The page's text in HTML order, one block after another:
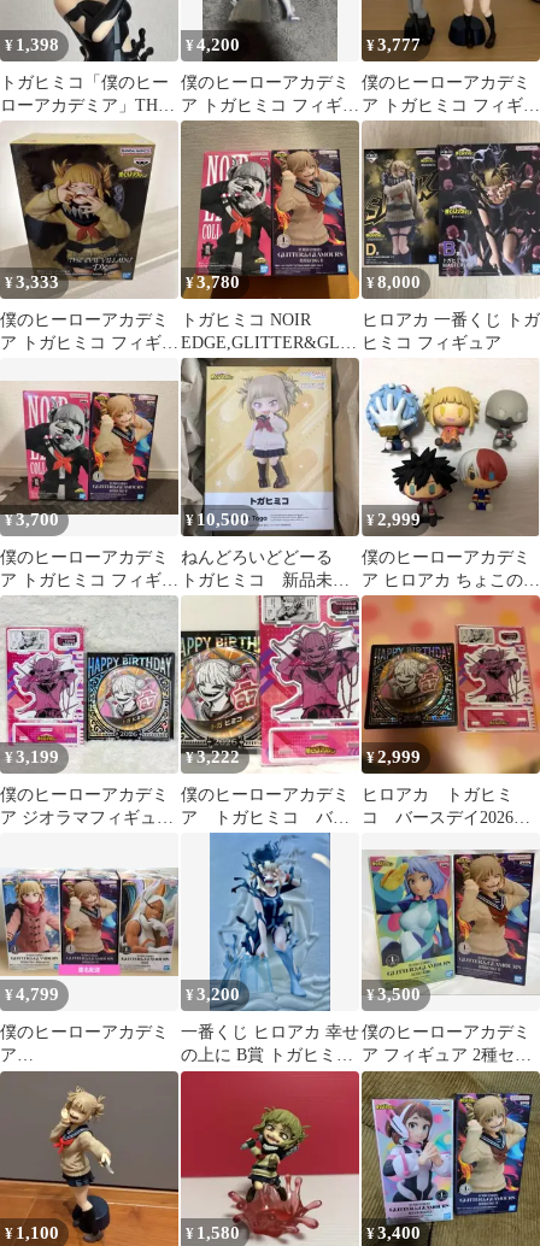
¥ 1,398
トガヒミコ「僕のヒー
ローアカデミア」THE
EVIL VILLAINS-DX
¥4,200
僕のヒーローアカデミ
ア トガヒミコ フィギュ
ア 箱あり
¥3,777
僕のヒーローアカデミ
ア トガヒミコ フィギュ
ア まとめ売り
¥3,333
僕のヒーローアカデミ
ア トガヒミコ フィギュ
¥3,780
トガヒミコ NOIR
EDGE,GLITTER&GLA
MOURS 未開封セット
¥8,000
ヒロアカ 一番くじ トガ
ヒミコ フィギュア
¥3,700
僕のヒーローアカデミ
ア トガヒミコ フィギュ
ア 2体セット
¥10,500
ねんどろいどどーる
トガヒミコ 新品未開
封 僕のヒーローアカ
デミア
¥2,999
僕のヒーローアカデミ
ア ヒロアカ ちょこのっ
こ セット
¥3,199
僕のヒーローアカデミ
ア ジオラマフィギュア
ガヒミコ
¥3,222
僕のヒーローアカデミ
ア トガヒミコ バー
スデー缶バッジ 原
作 アクリルスタンド
¥2,999
ヒロアカ トガヒミ
コ バースデイ2026
ラマフィギュア
¥4,799
僕のヒーローアカデミ
ア
GLITTER&GLAMORO
USトガヒミコ ミルコ
¥3,200
一番くじ ヒロアカ 幸せ
の上に B賞 トガヒミコ
フィギュア ナイフな
¥3,500
僕のヒーローアカデミ
ア フィギュア 2種セッ
ト
¥ 1,100 ¥ 1,580 ¥3,400